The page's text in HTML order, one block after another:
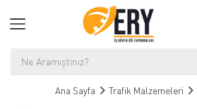
Ana Sayfa Trafik Malzemeleri